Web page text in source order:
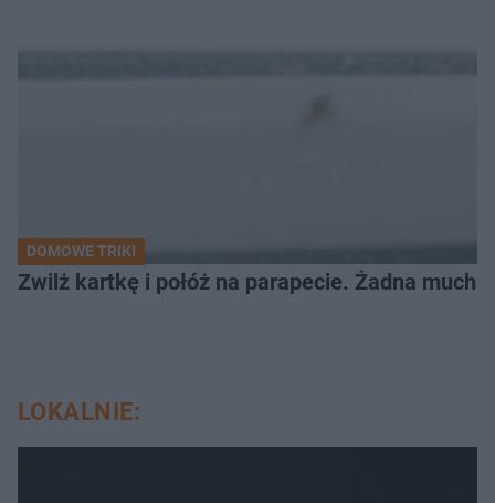
DOMOWE TRIKI
Zwilż kartkę i połóż na parapecie. Żadna
LOKALNIE: